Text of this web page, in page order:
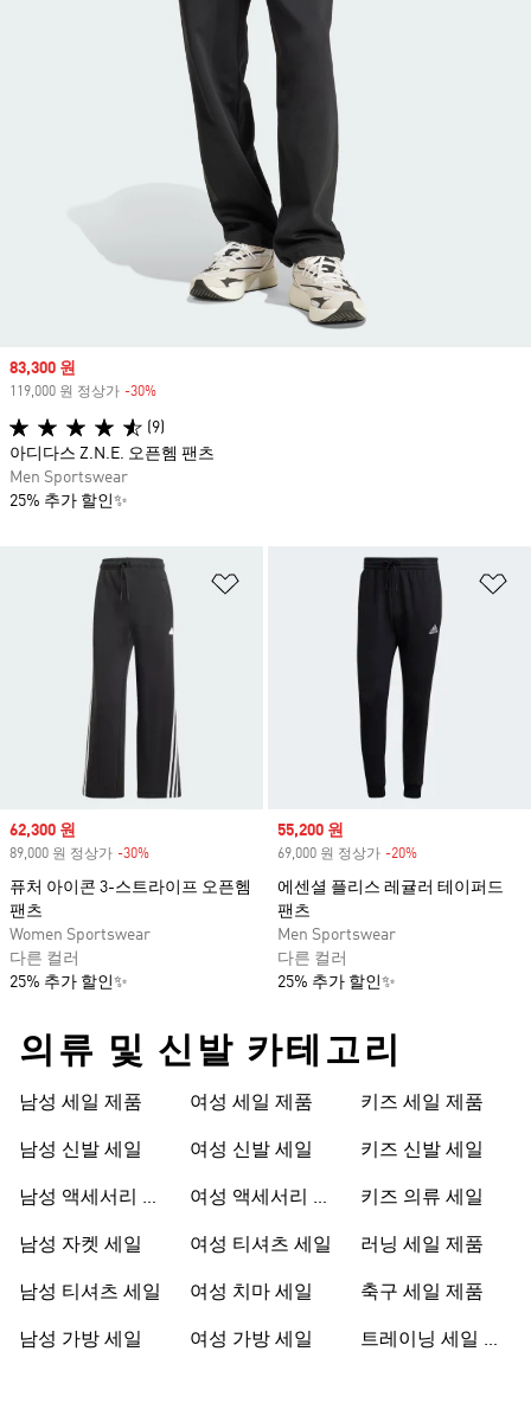
위시리스트 담기
Sale price
62,300 원
89,000 원 정상가 -30%
퓨처 아이콘 3-스트라이프 오픈헴
팬츠
Women Sportswear
다른 컬러
25% 추가 할인✨
Sale price
55,200 원
69,000 원 정상가 -20%
에센셜 플리스 레귤러 테이퍼드
팬츠
Men Sportswear
다른 컬러
25% 추가 할인✨
Sale price
83,300 원
119,000 원 정상가 -30%
(9)
아디다스 Z.N.E. 오픈헴 팬츠
Men Sportswear
25% 추가 할인✨
의류 및 신발 카테고리
남성 세일 제품
남성 신발 세일
남성 액세서리 세
남성 자켓 세일
남성 티셔츠 세일
남성 가방 세일
여성 세일 제품
여성 신발 세일
여성 액세서리 세
여성 티셔츠 세일
여성 치마 세일
여성 가방 세일
키즈 세일 제품
키즈 신발 세일
키즈 의류 세일
러닝 세일 제품
축구 세일 제품
트레이닝 세일 제